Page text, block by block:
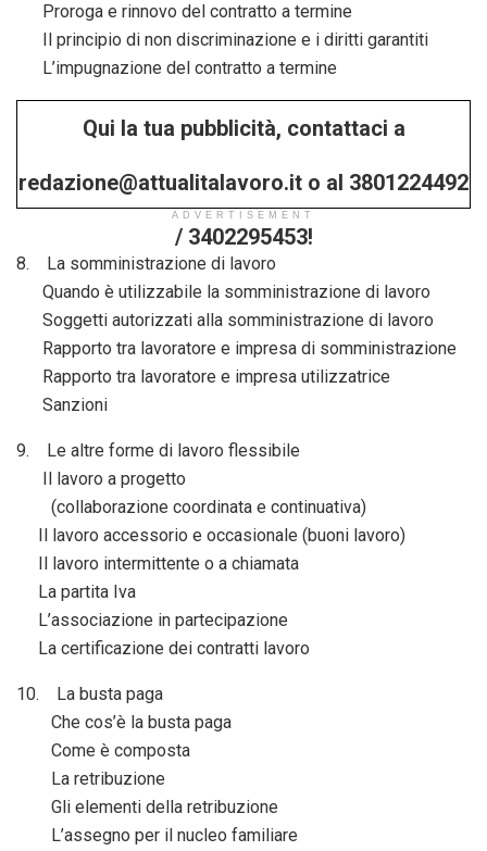
Proroga e rinnovo del contratto a termine
Il principio di non discriminazione e i diritti garantiti
L’impugnazione del contratto a termine
Qui la tua pubblicità, contattaci a
redazione@attualitalavoro.it o al 3801224492
/ 3402295453!
ADVERTISEMENT
8. La somministrazione di lavoro
Quando è utilizzabile la somministrazione di lavoro
Soggetti autorizzati alla somministrazione di lavoro
Rapporto tra lavoratore e impresa di somministrazione
Rapporto tra lavoratore e impresa utilizzatrice
Sanzioni
9. Le altre forme di lavoro flessibile
Il lavoro a progetto
(collaborazione coordinata e continuativa)
Il lavoro accessorio e occasionale (buoni lavoro)
Il lavoro intermittente o a chiamata
La partita Iva
L’associazione in partecipazione
La certificazione dei contratti lavoro
10. La busta paga
Che cos’è la busta paga
Come è composta
La retribuzione
Gli elementi della retribuzione
L’assegno per il nucleo familiare